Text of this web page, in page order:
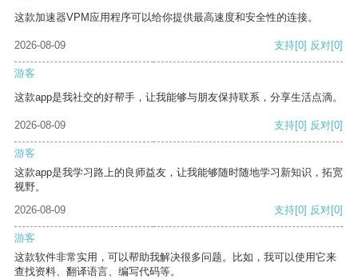
这款加速器VPM应用程序可以给你提供最高速度和安全性的连接。
2026-08-09 支持[0] 反对[0]
游客
这款app是我社交的好帮手，让我能够与朋友保持联系，分享生活点滴。
2026-08-09 支持[0] 反对[0]
游客
这款app是我学习路上的良师益友，让我能够随时随地学习新知识，拓宽
视野。
2026-08-09
支持[0] 反对[0]
游客
这款软件非常实用，可以帮助我解决很多问题。比如，我可以使用它来
查找资料、翻译语言、编写代码等。